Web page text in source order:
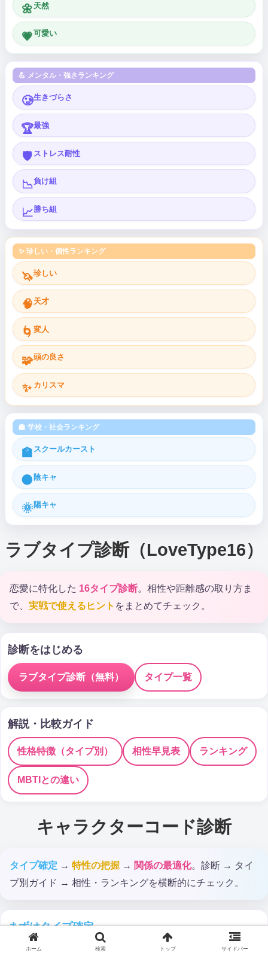
🌼 天然
💗可愛い
💪 メンタル・強さランキング
🥲生きづらさ
🏆最強
🛡️ ストレス耐性
📉負け組
📈勝ち組
✨ 珍しい・個性ランキング
🦄珍しい
🧠 天才
🌀 変人
🧩頭の良さ
✨ カリスマ
🏫 学校・社会ランキング
🏫 スクールカースト
🌑陰キャ
🌞 陽キャ
ラブタイプ診断（LoveType16）
恋愛に特化した 16タイプ診断。相性や距離感の取り方ま
で、 実戦で使えるヒント をまとめてチェック。
診断をはじめる
ラブタイプ診断（無料） タイプ一覧
解説・比較ガイド
性格特徴（タイプ別） 相性早見表 ランキング
MBTIとの違い
キャラクターコード診断
タイプ確定 → 特性の把握 → 関係の最適化。診断 → タイ
プ別ガイド → 相性・ランキングを横断的にチェック。
まずはタイプ確定
1分・無料診断で キャラクターコード診断 を受ける
ホーム 検索 トップ サイドバー